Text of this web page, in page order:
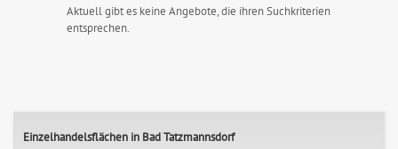
Aktuell gibt es keine Angebote, die ihren Suchkriterien
entsprechen.
Einzelhandelsflächen in Bad Tatzmannsdorf